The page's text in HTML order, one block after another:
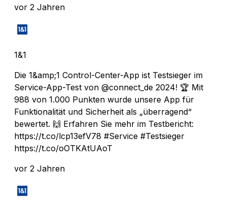
vor 2 Jahren
1&1
Die 1&amp;1 Control-Center-App ist Testsieger im
Service-App-Test von @connect_de 2024! 🏆 Mit
988 von 1.000 Punkten wurde unsere App für
Funktionalität und Sicherheit als „überragend“
bewertet. 🙌 Erfahren Sie mehr im Testbericht:
https://t.co/lcp13efV78 #Service #Testsieger
https://t.co/oOTKAtUAoT
vor 2 Jahren